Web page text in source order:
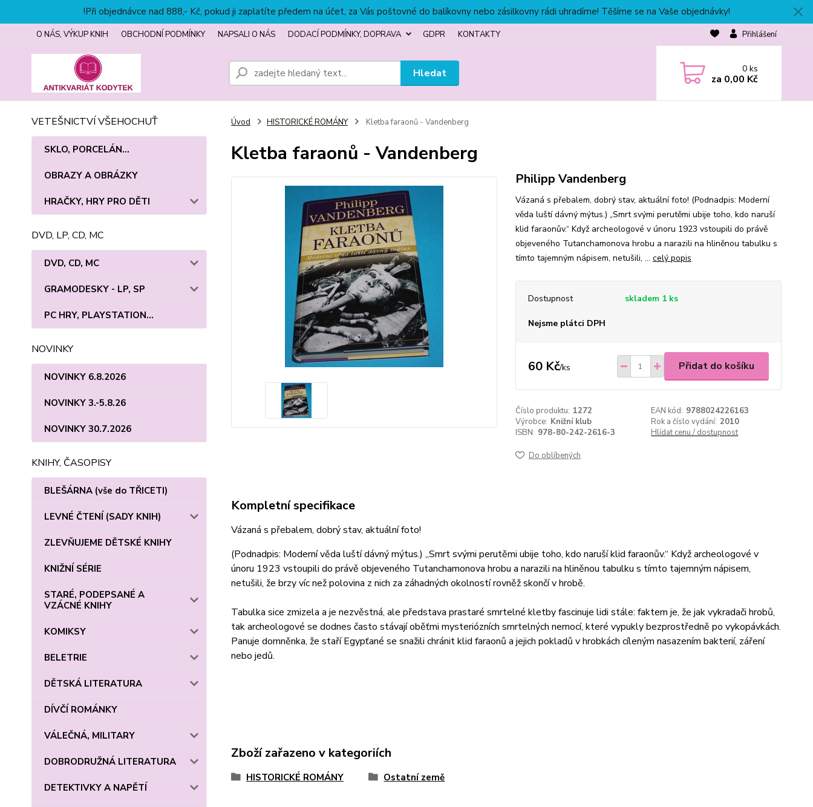
!Při objednávce nad 888,- Kč, pokud ji zaplatíte předem na účet, za Vás poštovné do balíkovny nebo zásilkovny rádi uhradíme! Těšíme se na Vaše objednávky!
O NÁS, VÝKUP KNIH OBCHODNÍ PODMÍNKY NAPSALI O NÁS DODACÍ PODMÍNKY, DOPRAVA GDPR KONTAKTY Přihlášení
Hledat 0ks
za 0,00 Kč
VETEŠNICTVÍ VŠEHOCHUŤ
SKLO, PORCELÁN...
OBRAZY A OBRÁZKY
HRAČKY, HRY PRO DĚTI
DVD, LP, CD, MC
DVD, CD, MC
GRAMODESKY - LP, SP
PC HRY, PLAYSTATION...
NOVINKY
NOVINKY 6.8.2026
NOVINKY 3.-5.8.26
NOVINKY 30.7.2026
KNIHY, ČASOPISY
BLEŠÁRNA (vše do TŘICETI)
LEVNÉ ČTENÍ (SADY KNIH)
ZLEVŇUJEME DĚTSKÉ KNIHY
KNIŽNÍ SÉRIE
STARÉ, PODEPSANÉ A
VZÁCNÉ KNIHY
KOMIKSY
BELETRIE
DĚTSKÁ LITERATURA
DÍVČÍ ROMÁNKY
VÁLEČNÁ, MILITARY
DOBRODRUŽNÁ LITERATURA
DETEKTIVKY A NAPĚTÍ
Úvod HISTORICKÉ ROMÁNY Kletba faraonů - Vandenberg
Kletba faraonů - Vandenberg
Philipp Vandenberg
Vázaná s přebalem, dobrý stav, aktuální foto! (Podnadpis: Moderní
věda luští dávný mýtus.) „Smrt svými perutěmi ubije toho, kdo naruší
klid faraonův.“ Když archeologové v únoru 1923 vstoupili do právě
objeveného Tutanchamonova hrobu a narazili na hliněnou tabulku s
tímto tajemným nápisem, netušili, ... celý popis
Dostupnost skladem 1 ks
Nejsme plátci DPH
60 Kč/ks Přidat do košíku
Číslo produktu: 1272 EAN kód: 9788024226163
Výrobce: Knižní klub Rok a číslo vydání: 2010
ISBN: 978-80-242-2616-3 Hlídat cenu / dostupnost
Do oblíbených
Kompletní specifikace
Vázaná s přebalem, dobrý stav, aktuální foto!
(Podnadpis: Moderní věda luští dávný mýtus.) „Smrt svými perutěmi ubije toho, kdo naruší klid faraonův.“ Když archeologové v
únoru 1923 vstoupili do právě objeveného Tutanchamonova hrobu a narazili na hliněnou tabulku s tímto tajemným nápisem,
netušili, že brzy víc než polovina z nich za záhadných okolností rovněž skončí v hrobě.
Tabulka sice zmizela a je nezvěstná, ale představa prastaré smrtelné kletby fascinuje lidi stále: faktem je, že jak vykradači hrobů,
tak archeologové se dodnes často stávají oběťmi mysteriózních smrtelných nemocí, které vypukly bezprostředně po vykopávkách.
Panuje domněnka, že staří Egypťané se snažili chránit klid faraonů a jejich pokladů v hrobkách cíleným nasazením bakterií, záření
nebo jedů.
Zboží zařazeno v kategoriích
HISTORICKÉ ROMÁNY Ostatní země